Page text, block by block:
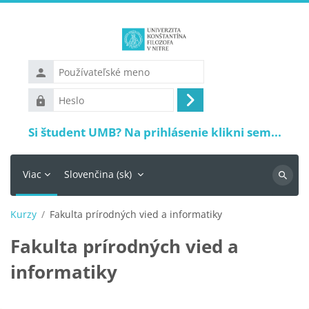
Používateľské
meno
Heslo
Prihlásiť
sa
Si študent UMB? Na prihlásenie klikni sem...
Viac Slovenčina ‎(sk)‎
Kurzy Fakulta prírodných vied a informatiky
Fakulta prírodných vied a
informatiky